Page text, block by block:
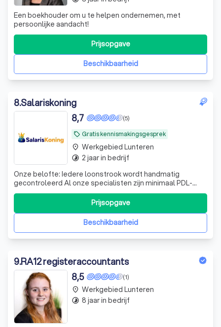
Een boekhouder om u te helpen ondernemen, met
persoonlijke aandacht!
Beschikbaarheid
Prijsopgave
8.Salariskoning
local_offer Gratis kennismakingsgesprek
(5)
8,7
Onze belofte: Iedere loonstrook wordt handmatig
gecontroleerd Al onze specialisten zijn minimaal PDL-
gediplomeerd Je hebt één vast aanspreekpunt Binnen 24
uur reactie op al je vragen
Beschikbaarheid
Prijsopgave
place Werkgebied Lunteren
timelapse 2 jaar in bedrijf
9.RA12 registeraccountants
(1)
8,5
place Werkgebied Lunteren
timelapse 8 jaar in bedrijf